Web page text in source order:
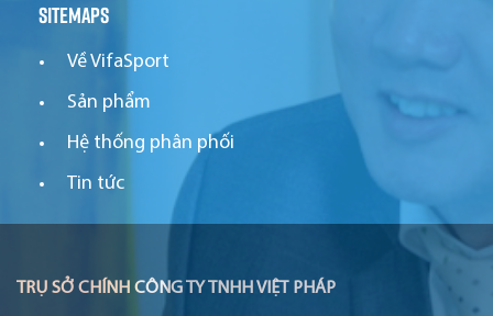
Sitemaps
Về VifaSport
Sản phẩm
Hệ thống phân phối
Tin tức
TRỤ SỞ CHÍNH CÔNG TY TNHH VIỆT PHÁP